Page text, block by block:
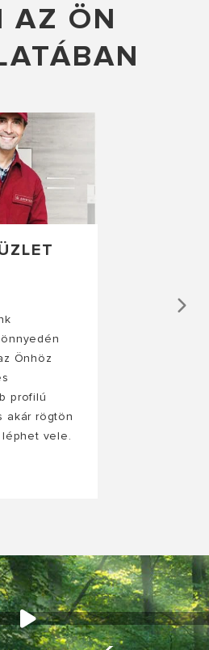
AZ ÖN
Önhöz
profilú
akár rögtön
vele.